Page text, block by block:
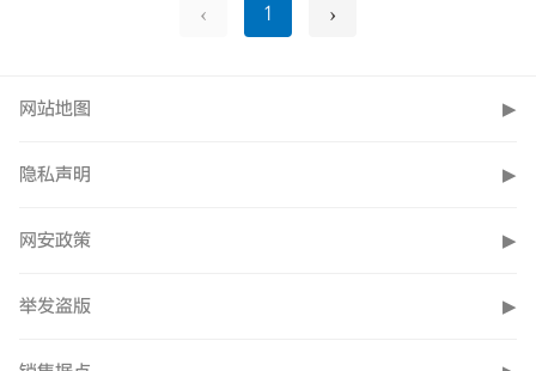
‹ 1 ›
网站地图 ▶
隐私声明 ▶
网安政策 ▶
举发盗版 ▶